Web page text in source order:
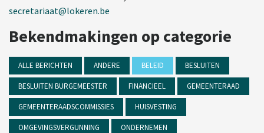
secretariaat@lokeren.be
Bekendmakingen op categorie
ALLE BERICHTEN ANDERE BELEID BESLUITEN
BESLUITEN BURGEMEESTER FINANCIEEL GEMEENTERAAD
GEMEENTERAADSCOMMISSIES HUISVESTING
OMGEVINGSVERGUNNING ONDERNEMEN